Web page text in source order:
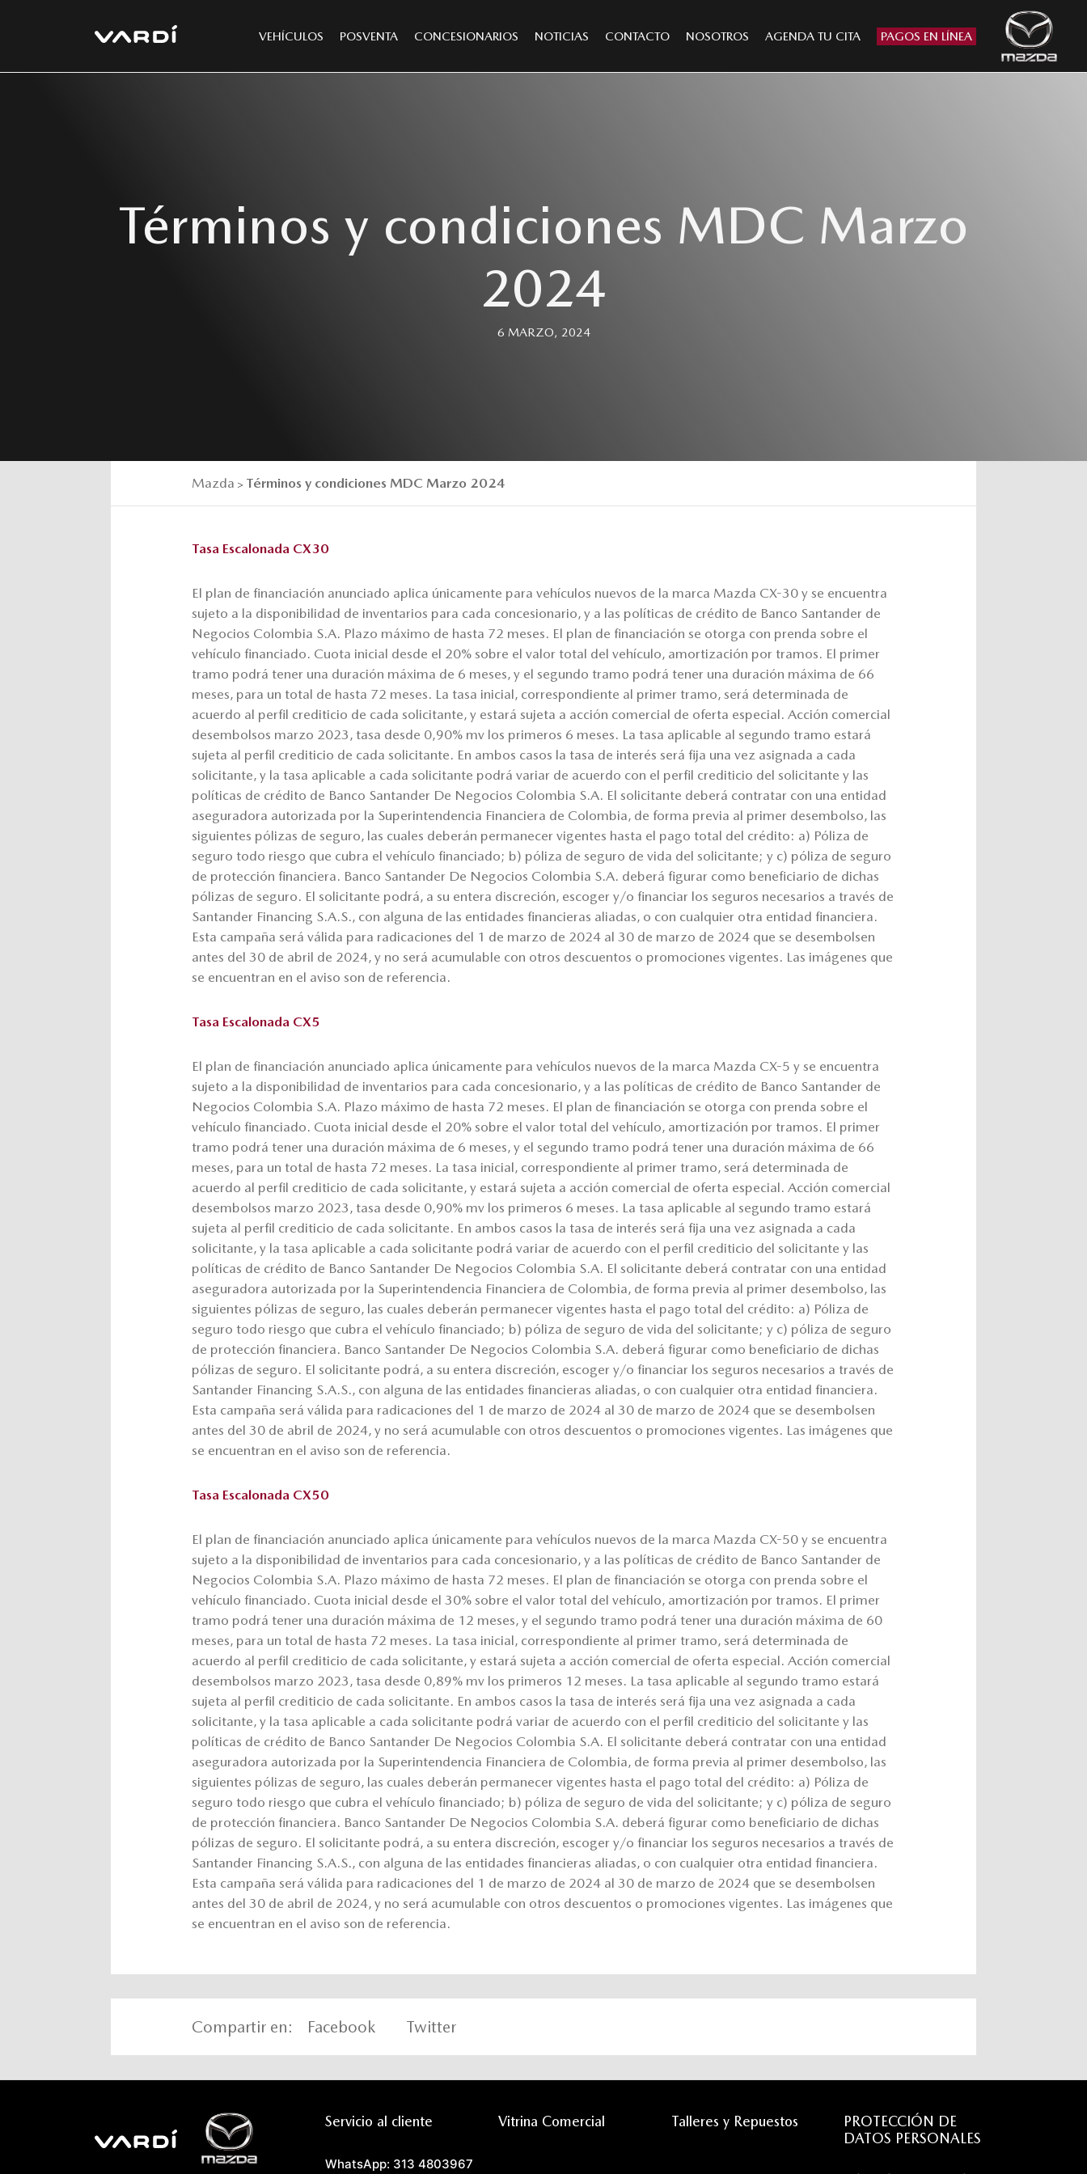
VEHÍCULOS POSVENTA CONCESIONARIOS NOTICIAS CONTACTO NOSOTROS AGENDA TU CITA PAGOS EN LÍNEA
Términos y condiciones MDC Marzo
2024
6 MARZO, 2024
Mazda > Términos y condiciones MDC Marzo 2024
Tasa Escalonada CX30
El plan de financiación anunciado aplica únicamente para vehículos nuevos de la marca Mazda CX-30 y se encuentra
sujeto a la disponibilidad de inventarios para cada concesionario, y a las políticas de crédito de Banco Santander de
Negocios Colombia S.A. Plazo máximo de hasta 72 meses. El plan de financiación se otorga con prenda sobre el
vehículo financiado. Cuota inicial desde el 20% sobre el valor total del vehículo, amortización por tramos. El primer
tramo podrá tener una duración máxima de 6 meses, y el segundo tramo podrá tener una duración máxima de 66
meses, para un total de hasta 72 meses. La tasa inicial, correspondiente al primer tramo, será determinada de
acuerdo al perfil crediticio de cada solicitante, y estará sujeta a acción comercial de oferta especial. Acción comercial
desembolsos marzo 2023, tasa desde 0,90% mv los primeros 6 meses. La tasa aplicable al segundo tramo estará
sujeta al perfil crediticio de cada solicitante. En ambos casos la tasa de interés será fija una vez asignada a cada
solicitante, y la tasa aplicable a cada solicitante podrá variar de acuerdo con el perfil crediticio del solicitante y las
políticas de crédito de Banco Santander De Negocios Colombia S.A. El solicitante deberá contratar con una entidad
aseguradora autorizada por la Superintendencia Financiera de Colombia, de forma previa al primer desembolso, las
siguientes pólizas de seguro, las cuales deberán permanecer vigentes hasta el pago total del crédito: a) Póliza de
seguro todo riesgo que cubra el vehículo financiado; b) póliza de seguro de vida del solicitante; y c) póliza de seguro
de protección financiera. Banco Santander De Negocios Colombia S.A. deberá figurar como beneficiario de dichas
pólizas de seguro. El solicitante podrá, a su entera discreción, escoger y/o financiar los seguros necesarios a través de
Santander Financing S.A.S., con alguna de las entidades financieras aliadas, o con cualquier otra entidad financiera.
Esta campaña será válida para radicaciones del 1 de marzo de 2024 al 30 de marzo de 2024 que se desembolsen
antes del 30 de abril de 2024, y no será acumulable con otros descuentos o promociones vigentes. Las imágenes que
se encuentran en el aviso son de referencia.
Tasa Escalonada CX5
El plan de financiación anunciado aplica únicamente para vehículos nuevos de la marca Mazda CX-5 y se encuentra
sujeto a la disponibilidad de inventarios para cada concesionario, y a las políticas de crédito de Banco Santander de
Negocios Colombia S.A. Plazo máximo de hasta 72 meses. El plan de financiación se otorga con prenda sobre el
vehículo financiado. Cuota inicial desde el 20% sobre el valor total del vehículo, amortización por tramos. El primer
tramo podrá tener una duración máxima de 6 meses, y el segundo tramo podrá tener una duración máxima de 66
meses, para un total de hasta 72 meses. La tasa inicial, correspondiente al primer tramo, será determinada de
acuerdo al perfil crediticio de cada solicitante, y estará sujeta a acción comercial de oferta especial. Acción comercial
desembolsos marzo 2023, tasa desde 0,90% mv los primeros 6 meses. La tasa aplicable al segundo tramo estará
sujeta al perfil crediticio de cada solicitante. En ambos casos la tasa de interés será fija una vez asignada a cada
solicitante, y la tasa aplicable a cada solicitante podrá variar de acuerdo con el perfil crediticio del solicitante y las
políticas de crédito de Banco Santander De Negocios Colombia S.A. El solicitante deberá contratar con una entidad
aseguradora autorizada por la Superintendencia Financiera de Colombia, de forma previa al primer desembolso, las
siguientes pólizas de seguro, las cuales deberán permanecer vigentes hasta el pago total del crédito: a) Póliza de
seguro todo riesgo que cubra el vehículo financiado; b) póliza de seguro de vida del solicitante; y c) póliza de seguro
de protección financiera. Banco Santander De Negocios Colombia S.A. deberá figurar como beneficiario de dichas
pólizas de seguro. El solicitante podrá, a su entera discreción, escoger y/o financiar los seguros necesarios a través de
Santander Financing S.A.S., con alguna de las entidades financieras aliadas, o con cualquier otra entidad financiera.
Esta campaña será válida para radicaciones del 1 de marzo de 2024 al 30 de marzo de 2024 que se desembolsen
antes del 30 de abril de 2024, y no será acumulable con otros descuentos o promociones vigentes. Las imágenes que
se encuentran en el aviso son de referencia.
Tasa Escalonada CX50
El plan de financiación anunciado aplica únicamente para vehículos nuevos de la marca Mazda CX-50 y se encuentra
sujeto a la disponibilidad de inventarios para cada concesionario, y a las políticas de crédito de Banco Santander de
Negocios Colombia S.A. Plazo máximo de hasta 72 meses. El plan de financiación se otorga con prenda sobre el
vehículo financiado. Cuota inicial desde el 30% sobre el valor total del vehículo, amortización por tramos. El primer
tramo podrá tener una duración máxima de 12 meses, y el segundo tramo podrá tener una duración máxima de 60
meses, para un total de hasta 72 meses. La tasa inicial, correspondiente al primer tramo, será determinada de
acuerdo al perfil crediticio de cada solicitante, y estará sujeta a acción comercial de oferta especial. Acción comercial
desembolsos marzo 2023, tasa desde 0,89% mv los primeros 12 meses. La tasa aplicable al segundo tramo estará
sujeta al perfil crediticio de cada solicitante. En ambos casos la tasa de interés será fija una vez asignada a cada
solicitante, y la tasa aplicable a cada solicitante podrá variar de acuerdo con el perfil crediticio del solicitante y las
políticas de crédito de Banco Santander De Negocios Colombia S.A. El solicitante deberá contratar con una entidad
aseguradora autorizada por la Superintendencia Financiera de Colombia, de forma previa al primer desembolso, las
siguientes pólizas de seguro, las cuales deberán permanecer vigentes hasta el pago total del crédito: a) Póliza de
seguro todo riesgo que cubra el vehículo financiado; b) póliza de seguro de vida del solicitante; y c) póliza de seguro
de protección financiera. Banco Santander De Negocios Colombia S.A. deberá figurar como beneficiario de dichas
pólizas de seguro. El solicitante podrá, a su entera discreción, escoger y/o financiar los seguros necesarios a través de
Santander Financing S.A.S., con alguna de las entidades financieras aliadas, o con cualquier otra entidad financiera.
Esta campaña será válida para radicaciones del 1 de marzo de 2024 al 30 de marzo de 2024 que se desembolsen
antes del 30 de abril de 2024, y no será acumulable con otros descuentos o promociones vigentes. Las imágenes que
se encuentran en el aviso son de referencia.
Compartir en: Facebook Twitter
Servicio al cliente
WhatsApp: 313 4803967
Vitrina Comercial Talleres y Repuestos
PROTECCIÓN DE
DATOS PERSONALES